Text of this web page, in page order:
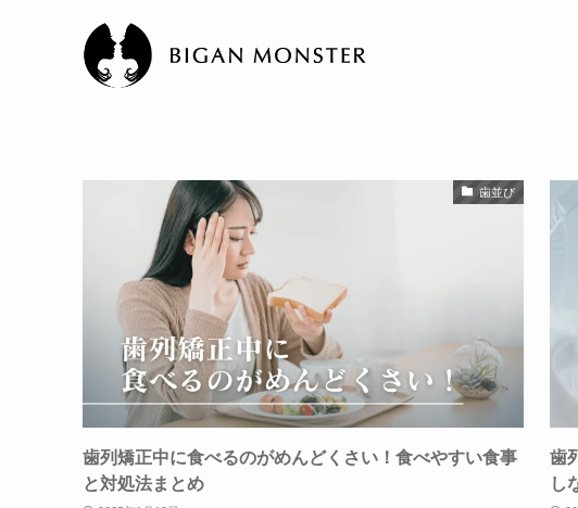
歯並び
歯列矯正中に食べるのがめんどくさい！食べやすい食事
と対処法まとめ
歯
し